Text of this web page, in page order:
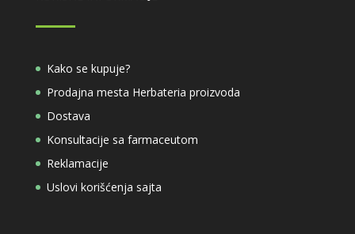
Kako se kupuje?
Prodajna mesta Herbateria proizvoda
Dostava
Konsultacije sa farmaceutom
Reklamacije
Uslovi korišćenja sajta